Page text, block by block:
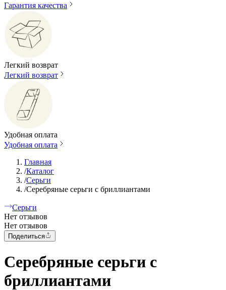
Гарантия качества
Легкий возврат
Легкий возврат
Удобная оплата
Удобная оплата
Главная
/Каталог
/Серьги
/Серебряные серьги с бриллиантами
Серьги
Нет отзывов
Нет отзывов
Поделиться
Серебряные серьги с
бриллиантами